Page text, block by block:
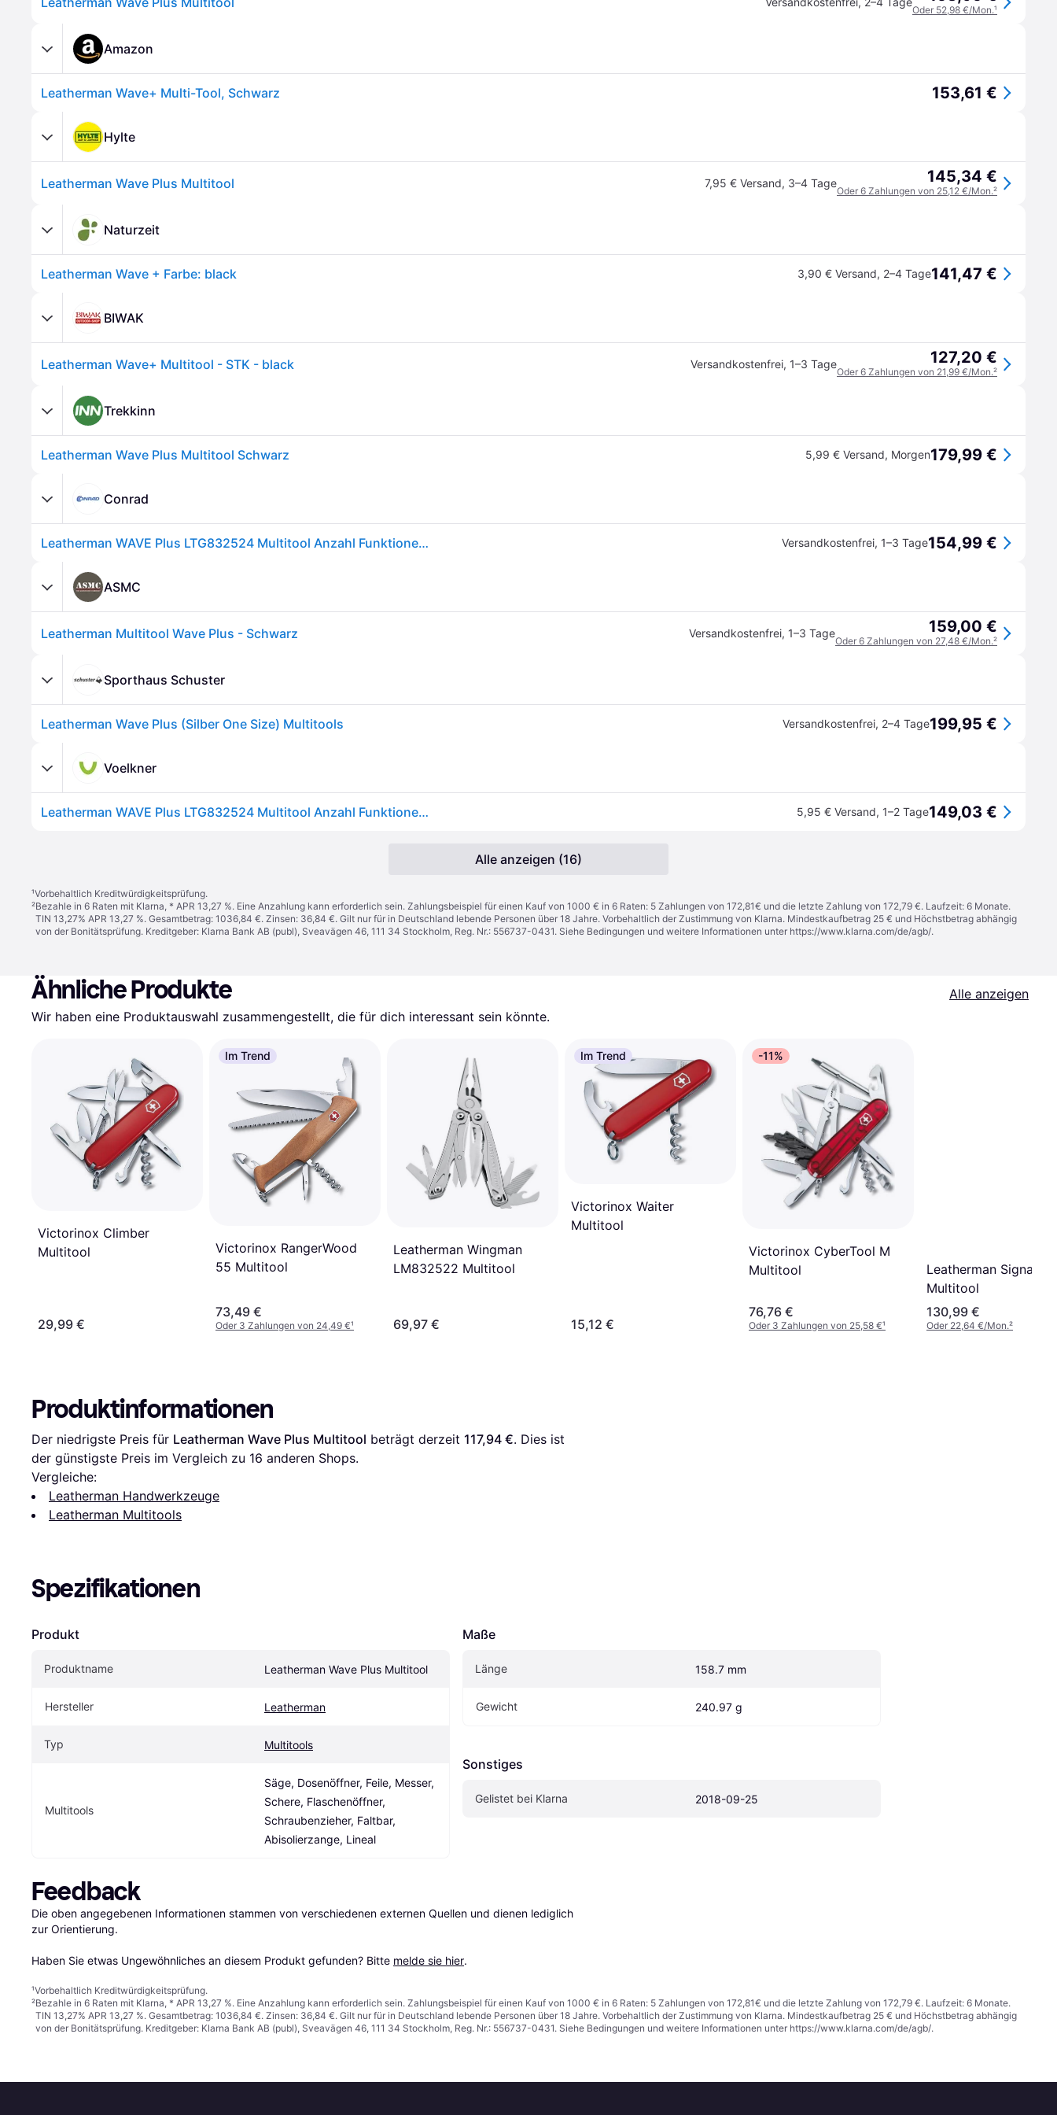
Oder 52,98 €/Mon.¹
Amazon
Leatherman Wave+ Multi-Tool, Schwarz 153,61 €
Hylte
Leatherman Wave Plus Multitool 7,95 € Versand, 3–4 Tage 145,34 €
Oder 6 Zahlungen von 25,12 €/Mon.²
Naturzeit
Leatherman Wave + Farbe: black 3,90 € Versand, 2–4 Tage141,47 €
BIWAK
Leatherman Wave+ Multitool - STK - black Versandkostenfrei, 1–3 Tage 127,20 €
Oder 6 Zahlungen von 21,99 €/Mon.²
Trekkinn
Leatherman Wave Plus Multitool Schwarz 5,99 € Versand, Morgen179,99 €
Conrad
Leatherman WAVE Plus LTG832524 Multitool Anzahl Funktionen 18 Geschütz-Grau Versandkostenfrei, 1–3 Tage154,99 €
ASMC
Leatherman Multitool Wave Plus - Schwarz Versandkostenfrei, 1–3 Tage 159,00 €
Oder 6 Zahlungen von 27,48 €/Mon.²
Sporthaus Schuster
Leatherman Wave Plus (Silber One Size) Multitools Versandkostenfrei, 2–4 Tage199,95 €
Voelkner
Leatherman WAVE Plus LTG832524 Multitool Anzahl Funktionen 18 5,95 € Versand, 1–2 Tage149,03 €
Alle anzeigen (16)
¹Vorbehaltlich Kreditwürdigkeitsprüfung.
²Bezahle in 6 Raten mit Klarna, * APR 13,27 %. Eine Anzahlung kann erforderlich sein. Zahlungsbeispiel für einen Kauf von 1000 € in 6 Raten: 5 Zahlungen von 172,81€ und die letzte Zahlung von 172,79 €. Laufzeit: 6 Monate.
TIN 13,27% APR 13,27 %. Gesamtbetrag: 1036,84 €. Zinsen: 36,84 €. Gilt nur für in Deutschland lebende Personen über 18 Jahre. Vorbehaltlich der Zustimmung von Klarna. Mindestkaufbetrag 25 € und Höchstbetrag abhängig
von der Bonitätsprüfung. Kreditgeber: Klarna Bank AB (publ), Sveavägen 46, 111 34 Stockholm, Reg. Nr.: 556737-0431. Siehe Bedingungen und weitere Informationen unter https://www.klarna.com/de/agb/.
Ähnliche Produkte
Alle anzeigen
Wir haben eine Produktauswahl zusammengestellt, die für dich interessant sein könnte.
Victorinox Climber
Multitool
29,99 €
Im Trend
Victorinox RangerWood
55 Multitool
73,49 €
Oder 3 Zahlungen von 24,49 €¹
Leatherman Wingman
LM832522 Multitool
69,97 €
Im Trend
Victorinox Waiter
Multitool
15,12 €
-11%
Victorinox CyberTool M
Multitool
76,76 €
Oder 3 Zahlungen von 25,58 €¹
Leatherman Signal
Multitool
130,99 €
Oder 22,64 €/Mon.²
Produktinformationen
Der niedrigste Preis für Leatherman Wave Plus Multitool beträgt derzeit 117,94 €. Dies ist
der günstigste Preis im Vergleich zu 16 anderen Shops.
Vergleiche:
Leatherman Handwerkzeuge
Leatherman Multitools
Spezifikationen
Produkt
Produktname Leatherman Wave Plus Multitool
Hersteller Leatherman
Typ Multitools
Multitools
Säge, Dosenöffner, Feile, Messer,
Schere, Flaschenöffner,
Schraubenzieher, Faltbar,
Abisolierzange, Lineal
Maße
Länge 158.7 mm
Gewicht 240.97 g
Sonstiges
Gelistet bei Klarna 2018-09-25
Feedback
Die oben angegebenen Informationen stammen von verschiedenen externen Quellen und dienen lediglich
zur Orientierung.
Haben Sie etwas Ungewöhnliches an diesem Produkt gefunden? Bitte melde sie hier.
¹Vorbehaltlich Kreditwürdigkeitsprüfung.
²Bezahle in 6 Raten mit Klarna, * APR 13,27 %. Eine Anzahlung kann erforderlich sein. Zahlungsbeispiel für einen Kauf von 1000 € in 6 Raten: 5 Zahlungen von 172,81€ und die letzte Zahlung von 172,79 €. Laufzeit: 6 Monate.
TIN 13,27% APR 13,27 %. Gesamtbetrag: 1036,84 €. Zinsen: 36,84 €. Gilt nur für in Deutschland lebende Personen über 18 Jahre. Vorbehaltlich der Zustimmung von Klarna. Mindestkaufbetrag 25 € und Höchstbetrag abhängig
von der Bonitätsprüfung. Kreditgeber: Klarna Bank AB (publ), Sveavägen 46, 111 34 Stockholm, Reg. Nr.: 556737-0431. Siehe Bedingungen und weitere Informationen unter https://www.klarna.com/de/agb/.